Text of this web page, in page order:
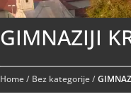
GIMNAZIJI
Home/ Bez kategorije/